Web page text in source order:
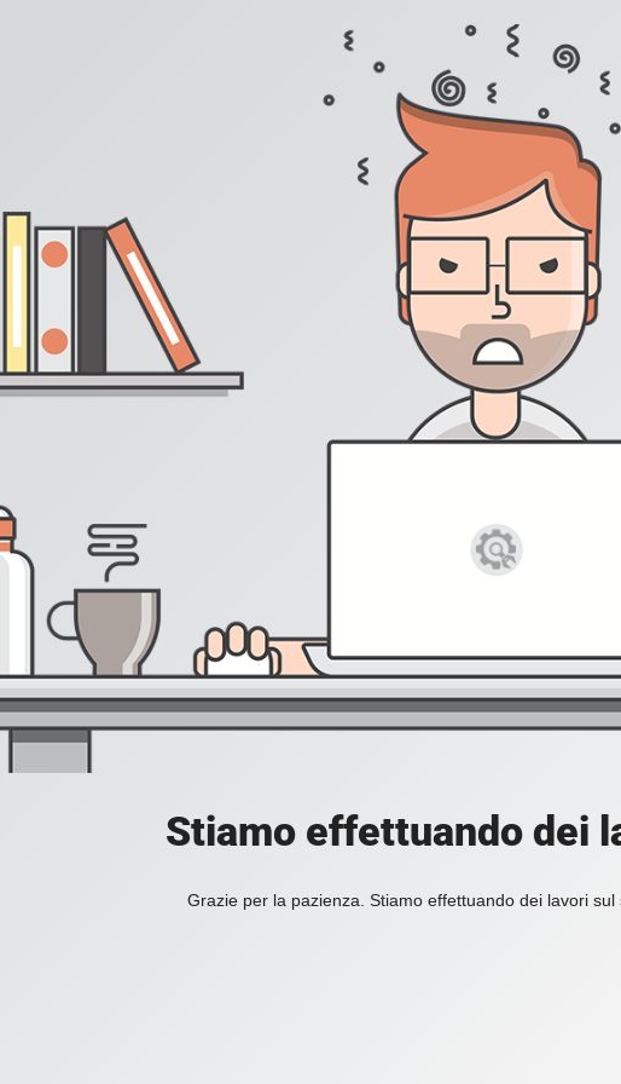
Stiamo effettuando dei
Grazie per la pazienza. Stiamo effettuando dei lavori sul